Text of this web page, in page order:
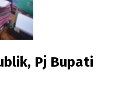
Pj Bupati